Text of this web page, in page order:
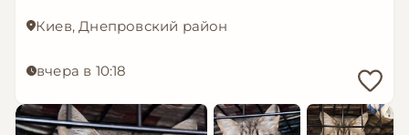
Киев, Днепровский район
вчера в 10:18